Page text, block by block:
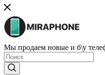
Мы продаем новые и б\у